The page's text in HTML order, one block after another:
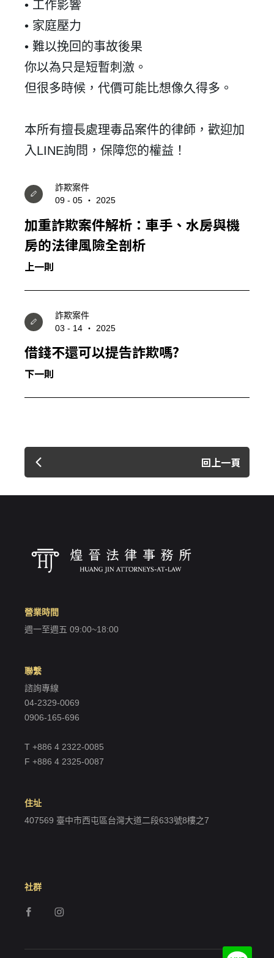
詐欺案件
09 - 05 ‧ 2025
加重詐欺案件解析：車手、水房與機
房的法律風險全剖析
上一則
詐欺案件
03 - 14 ‧ 2025
借錢不還可以提告詐欺嗎?
下一則
回上一頁
• 工作影響
• 家庭壓力
• 難以挽回的事故後果
你以為只是短暫刺激。
但很多時候，代價可能比想像久得多。
本所有擅長處理毒品案件的律師，歡迎加
入LINE詢問，保障您的權益！
營業時間
週一至週五 09:00~18:00
聯繫
諮詢專線
04-2329-0069
0906-165-696
T +886 4 2322-0085
F +886 4 2325-0087
住址
407569 臺中市西屯區台灣大道二段633號8樓之7
社群